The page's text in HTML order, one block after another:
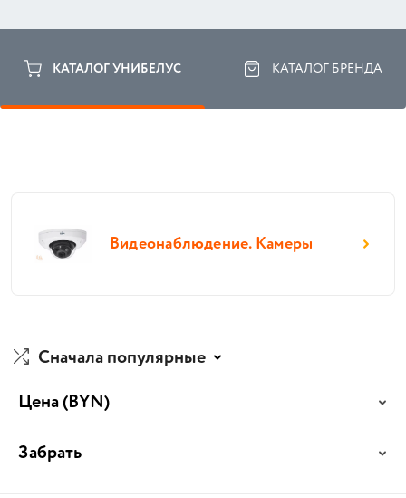
КАТАЛОГ УНИБЕЛУС КАТАЛОГ БРЕНДА
Видеонаблюдение. Камеры
Сначала популярные
Цена(BYN)
Забрать